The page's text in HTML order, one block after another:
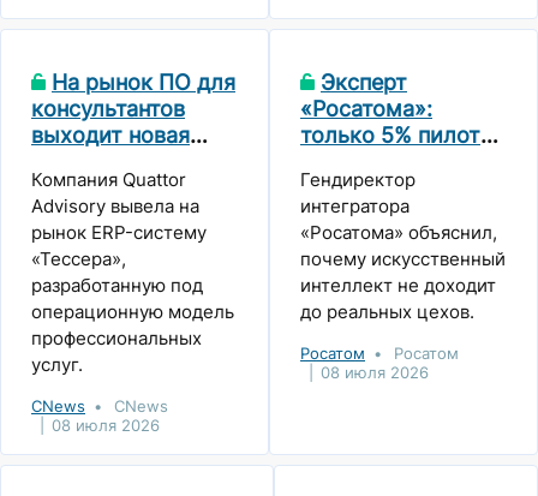
периферии внимания
экспертам обсудить,
как меняется роль 1С в
инфраструктуре, какие
что в ближайшие годы
придется
пересматривать в
подходах к ее
безопасности и
надежности.
Михаил Сковородин,
Эксперт РП / портал
SAPLAND.RU.
На рынок ПО для
консультантов
выходит новая
Компания Quattor
Advisory вывела на
рынок ERP-систему
«Тессера»,
разработанную под
операционную модель
профессиональных
услуг.
CNews
CNews
08 июля 2026
Эксперт
«Росатома»:
только 5% пилотов
реальной
эксплуатации
Гендиректор
интегратора
«Росатома» объяснил,
почему искусственный
интеллект не доходит
до реальных цехов.
Росатом
Росатом
08 июля 2026